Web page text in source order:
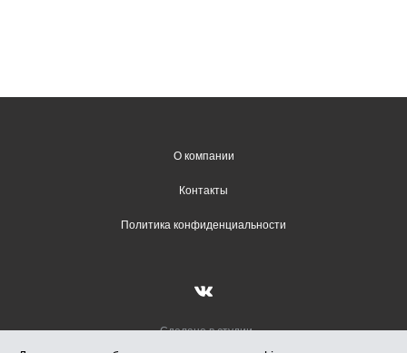
О компании
Контакты
Политика конфиденциальности
Сделано в студии